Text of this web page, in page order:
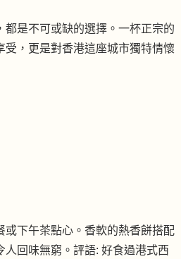
都是不可或缺的選擇。一杯正宗的
受，更是對香港這座城市獨特情懷
或下午茶點心。香軟的熱香餅搭配
回味無窮。評語: 好食過港式西